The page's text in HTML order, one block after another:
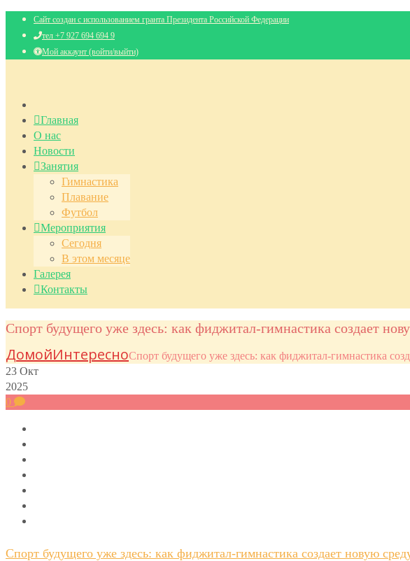
Сайт создан с использованием гранта Президента Российской Федерации
тел +7 927 694 694 9
Мой аккаунт (войти/выйти)
Главная
О нас
Новости
Занятия
Гимнастика
Плавание
Футбол
Мероприятия
Сегодня
В этом месяце
Галерея
Контакты
Спорт будущего уже здесь: как фиджитал-гимнастика создает
ДомойИнтересноСпорт будущего уже здесь: как фиджитал-гимнастика
23 Окт
2025
0
Спорт будущего уже здесь: как фиджитал-гимнастика создает новую